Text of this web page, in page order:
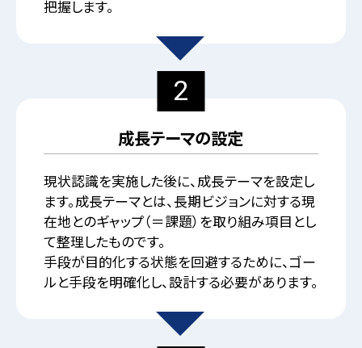
把握します。
2
成長テーマの設定
現状認識を実施した後に、成長テーマを設定し
ます。成長テーマとは、長期ビジョンに対する現
在地とのギャップ（＝課題）を取り組み項目とし
て整理したものです。
手段が目的化する状態を回避するために、ゴー
ルと手段を明確化し、設計する必要があります。